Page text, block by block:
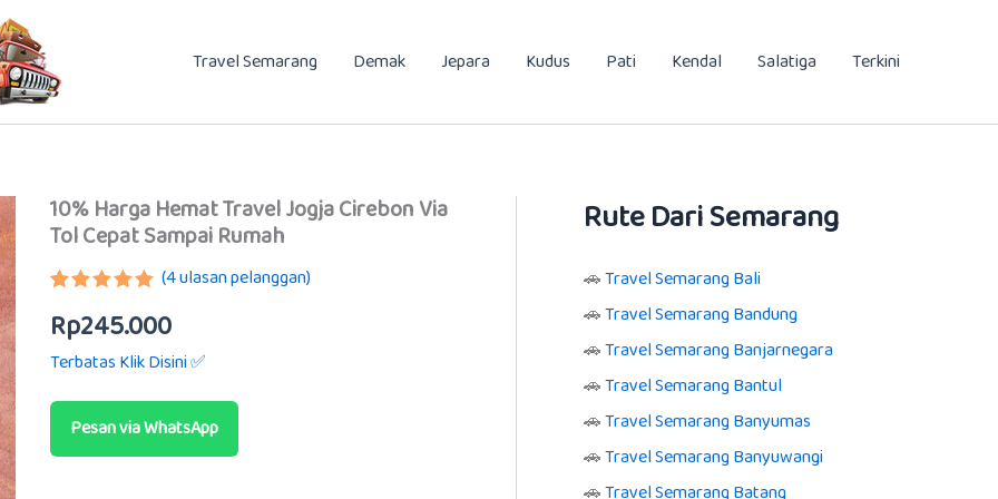
Travel Semarang Demak Jepara Kudus Pati Kendal Salatiga Terkini
10% Harga Hemat Travel Jogja Cirebon Via
Tol Cepat Sampai Rumah
5.00dari 5
berdasarkan
penilaian
(4ulasan pelanggan)
Rp245.000
Terbatas Klik Disini ✅
Pesan via WhatsApp
Rute Dari Semarang
🚗Travel Semarang Bali
🚗Travel Semarang Bandung
🚗Travel Semarang Banjarnegara
🚗Travel Semarang Bantul
🚗Travel Semarang Banyumas
🚗Travel Semarang Banyuwangi
🚗Travel Semarang Batang